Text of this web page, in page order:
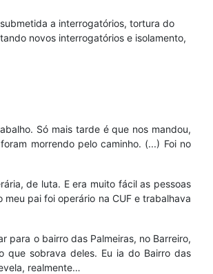
a interrogatórios, tortura do
novos interrogatórios e isolamento,
Só mais tarde é que nos mandou,
morrendo pelo caminho. (...) Foi no
de luta. E era muito fácil as pessoas
pai foi operário na CUF e trabalhava
para o bairro das Palmeiras, no Barreiro,
que sobrava deles. Eu ia do Bairro das
realmente…